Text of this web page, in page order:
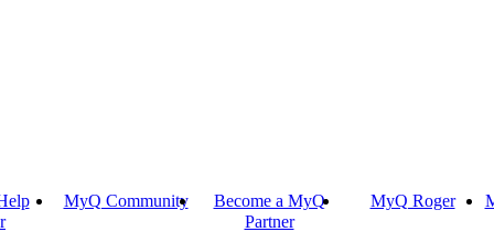
MyQ Community
Become a MyQ
Partner
MyQ Roger